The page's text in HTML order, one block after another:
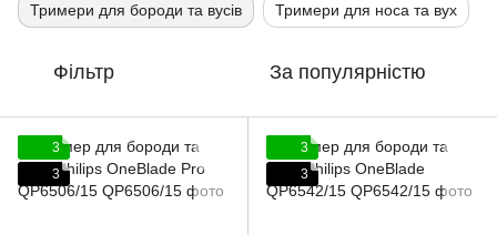
Тримери для бороди та вусів Тримери для носа та вух
Фільтр За популярністю
3
3
3
3